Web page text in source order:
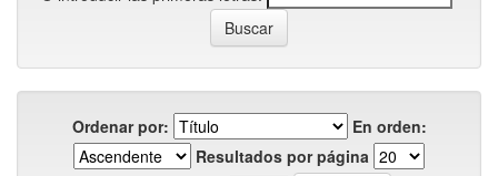
Ordenar por:
En orden:
Resultados por página